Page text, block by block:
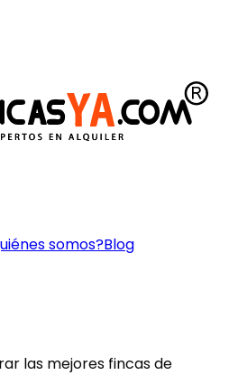
somos?Blog
las mejores fincas de